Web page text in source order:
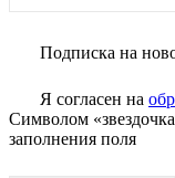
Подписка на
Я согласен на
Символом
заполнения поля